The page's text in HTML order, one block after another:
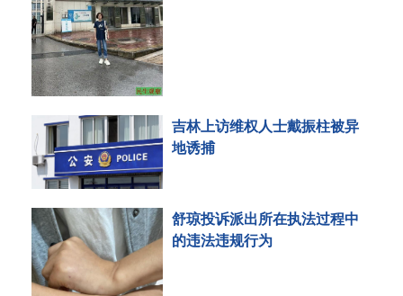
吉林上访维权人士戴振柱被异
地诱捕
舒琼投诉派出所在执法过程中
的违法违规行为